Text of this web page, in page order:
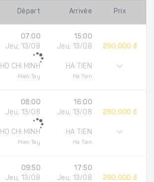
Départ Arrivée Prix
07:00
Jeu, 13/08
HO CHI MINH
Mien Tay
15:00
Jeu, 13/08
HA TIEN
Ha Tien
290,000 đ
08:00
Jeu, 13/08
HO CHI MINH
Mien Tay
16:00
Jeu, 13/08
HA TIEN
Ha Tien
290,000 đ
09:50
Jeu, 13/08
17:50
Jeu, 13/08
290,000 đ